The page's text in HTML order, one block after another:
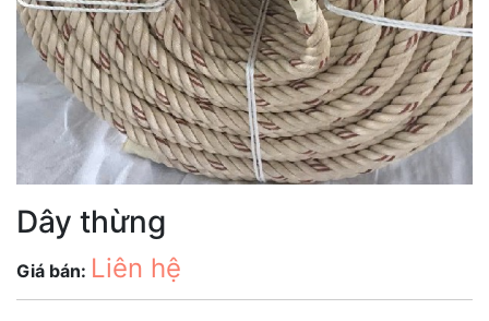
Dây thừng
Giá bán: Liên hệ